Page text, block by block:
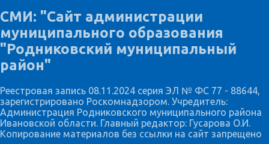
СМИ: "Сайт администрации
муниципального образования
"Родниковский муниципальный
район"
Реестровая запись 08.11.2024 серия ЭЛ № ФС 77 - 88644,
зарегистрировано Роскомнадзором. Учредитель:
Администрация Родниковского муниципального района
Ивановской области. Главный редактор: Гусарова О.И.
Копирование материалов без ссылки на сайт запрещено